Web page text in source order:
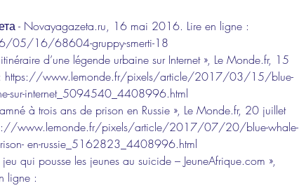
- Novayagazeta.ru, 16 mai 2016. Lire en ligne :
05/16/68604-gruppy-smerti-18
d’une légende urbaine sur Internet », Le Monde.fr, 15
: https://www.lemonde.fr/pixels/article/2017/03/15/blue-
sur-internet_5094540_4408996.html
à trois ans de prison en Russie », Le Monde.fr, 20 juillet
www.lemonde.fr/pixels/article/2017/07/20/blue-whale-
en-russie_5162823_4408996.html
qui pousse les jeunes au suicide – JeuneAfrique.com »,
ligne :